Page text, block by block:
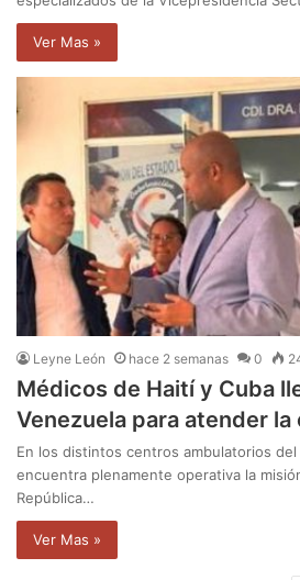
Ver Mas »
Leyne León hace 2 semanas 0
Médicos de Haití y Cuba
Venezuela para atender
En los distintos centros ambulatorios del
encuentra plenamente operativa la
República…
Ver Mas »